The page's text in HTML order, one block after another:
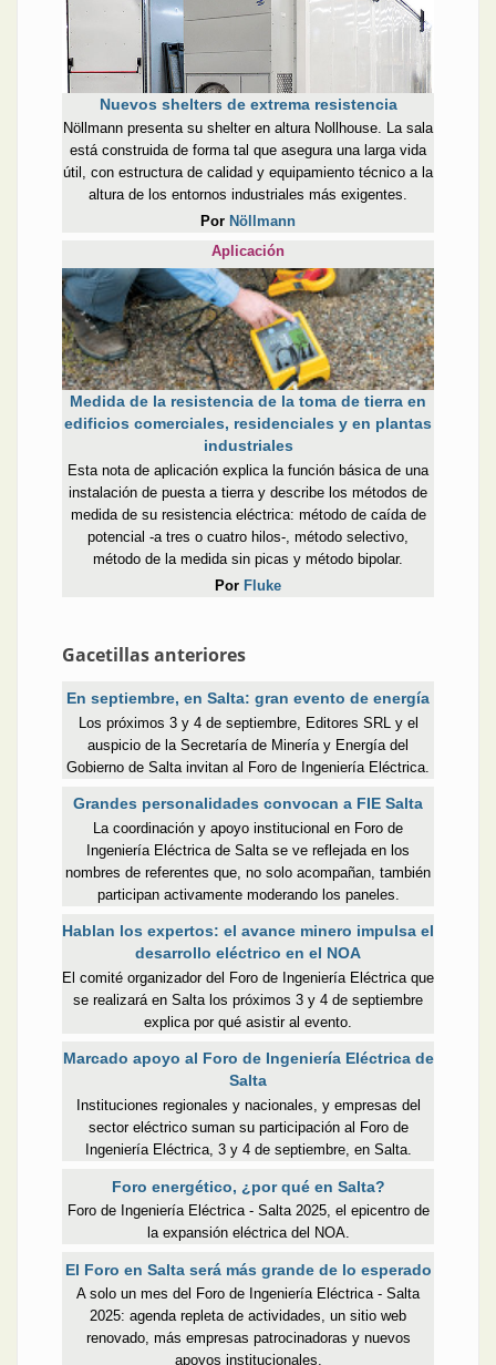
Nuevos shelters de extrema resistencia
Nöllmann presenta su shelter en altura Nollhouse. La sala
está construida de forma tal que asegura una larga vida
útil, con estructura de calidad y equipamiento técnico a la
altura de los entornos industriales más exigentes.
Por Nöllmann
Aplicación
Medida de la resistencia de la toma de tierra en
edificios comerciales, residenciales y en plantas
industriales
Esta nota de aplicación explica la función básica de una
instalación de puesta a tierra y describe los métodos de
medida de su resistencia eléctrica: método de caída de
potencial -a tres o cuatro hilos-, método selectivo,
método de la medida sin picas y método bipolar.
Por Fluke
Gacetillas anteriores
En septiembre, en Salta: gran evento de energía
Los próximos 3 y 4 de septiembre, Editores SRL y el
auspicio de la Secretaría de Minería y Energía del
Gobierno de Salta invitan al Foro de Ingeniería Eléctrica.
Grandes personalidades convocan a FIE Salta
La coordinación y apoyo institucional en Foro de
Ingeniería Eléctrica de Salta se ve reflejada en los
nombres de referentes que, no solo acompañan, también
participan activamente moderando los paneles.
Hablan los expertos: el avance minero impulsa el
desarrollo eléctrico en el NOA
El comité organizador del Foro de Ingeniería Eléctrica que
se realizará en Salta los próximos 3 y 4 de septiembre
explica por qué asistir al evento.
Marcado apoyo al Foro de Ingeniería Eléctrica de
Salta
Instituciones regionales y nacionales, y empresas del
sector eléctrico suman su participación al Foro de
Ingeniería Eléctrica, 3 y 4 de septiembre, en Salta.
Foro energético, ¿por qué en Salta?
Foro de Ingeniería Eléctrica - Salta 2025, el epicentro de
la expansión eléctrica del NOA.
El Foro en Salta será más grande de lo esperado
A solo un mes del Foro de Ingeniería Eléctrica - Salta
2025: agenda repleta de actividades, un sitio web
renovado, más empresas patrocinadoras y nuevos
apoyos institucionales.